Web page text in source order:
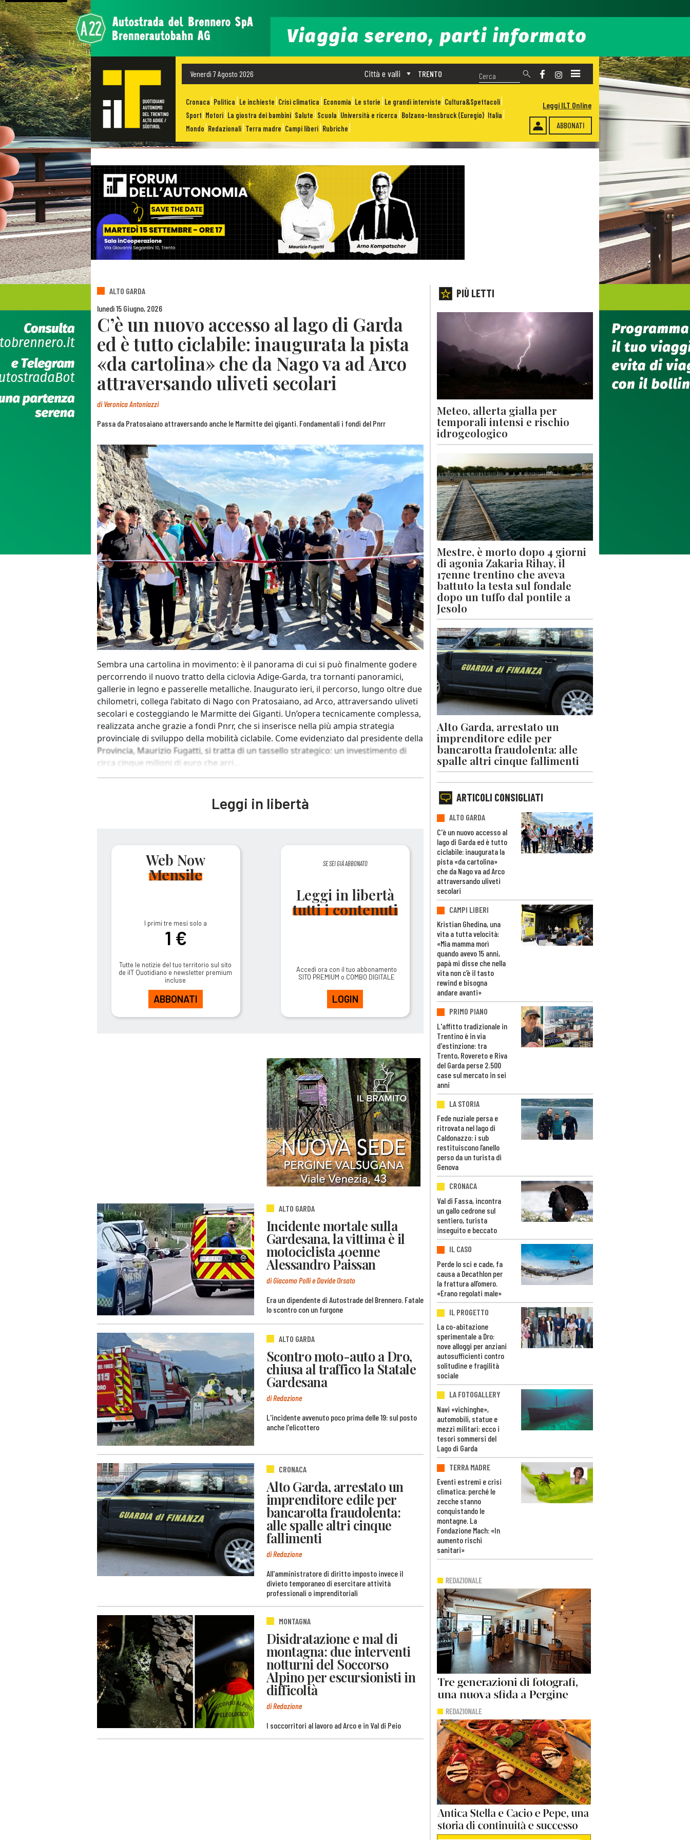
Venerdì 7 Agosto 2026 TRENTO
Città e valli
Cronaca Politica Le inchieste Crisi climatica Economia Le storie Le grandi interviste Cultura&Spettacoli
Sport Motori La giostra dei bambini Salute Scuola Università e ricerca Bolzano-Innsbruck (Euregio) Italia
Mondo Redazionali Terra madre Campi liberi Rubriche ABBONATI
Leggi ILT Online
ALTO GARDA
lunedì 15 Giugno, 2026
C’è un nuovo accesso al lago di Garda
ed è tutto ciclabile: inaugurata la pista
«da cartolina» che da Nago va ad Arco
attraversando uliveti secolari
diVeronica Antoniazzi
Passa da Pratosaiano attraversando anche le Marmitte dei giganti. Fondamentali i fondi del Pnrr
Sembra una cartolina in movimento: è il panorama di cui si può finalmente godere
percorrendo il nuovo tratto della ciclovia Adige-Garda, tra tornanti panoramici,
gallerie in legno e passerelle metalliche. Inaugurato ieri, il percorso, lungo oltre due
chilometri, collega l’abitato di Nago con Pratosaiano, ad Arco, attraversando uliveti
secolari e costeggiando le Marmitte dei Giganti. Un’opera tecnicamente complessa,
realizzata anche grazie a fondi Pnrr, che si inserisce nella più ampia strategia
provinciale di sviluppo della mobilità ciclabile. Come evidenziato dal presidente della
Provincia, Maurizio Fugatti, si tratta di un tassello strategico: un investimento di
circa cinque milioni di euro che arri...
Leggi in libertà
Web Now
Mensile
I primi tre mesi solo a
1 €
Tutte le notizie del tuo territorio sul sito
de ilT Quotidiano e newsletter premium
incluse
ABBONATI
SE SEI GIÀ ABBONATO
Leggi in libertà
tutti i contenuti
Accedi ora con il tuo abbonamento
SITO PREMIUM o COMBO DIGITALE
LOGIN
ALTO GARDA
Incidente mortale sulla
Gardesana, la vittima è il
motociclista 40enne
Alessandro Paissan
di Giacomo Polli e Davide Orsato
Era un dipendente di Autostrade del Brennero. Fatale
lo scontro con un furgone
ALTO GARDA
Scontro moto-auto a Dro,
chiusa al traffico la Statale
Gardesana
di Redazione
L'incidente avvenuto poco prima delle 19: sul posto
anche l'elicottero
CRONACA
Alto Garda, arrestato un
imprenditore edile per
bancarotta fraudolenta:
alle spalle altri cinque
fallimenti
di Redazione
All'amministratore di diritto imposto invece il
divieto temporaneo di esercitare attività
professionali o imprenditoriali
MONTAGNA
Disidratazione e mal di
montagna: due interventi
notturni del Soccorso
Alpino per escursionisti in
difficoltà
di Redazione
I soccorritori al lavoro ad Arco e in Val di Peio
PIÙ LETTI
Meteo, allerta gialla per
temporali intensi e rischio
idrogeologico
Mestre, è morto dopo 4 giorni
di agonia Zakaria Rihay, il
17enne trentino che aveva
battuto la testa sul fondale
dopo un tuffo dal pontile a
Jesolo
Alto Garda, arrestato un
imprenditore edile per
bancarotta fraudolenta: alle
spalle altri cinque fallimenti
ARTICOLI CONSIGLIATI
ALTO GARDA
C'è un nuovo accesso al
lago di Garda ed è tutto
ciclabile: inaugurata la
pista «da cartolina»
che da Nago va ad Arco
attraversando uliveti
secolari
CAMPI LIBERI
Kristian Ghedina, una
vita a tutta velocità:
«Mia mamma morì
quando avevo 15 anni,
papà mi disse che nella
vita non c’è il tasto
rewind e bisogna
andare avanti»
PRIMO PIANO
L'affitto tradizionale in
Trentino è in via
d'estinzione: tra
Trento, Rovereto e Riva
del Garda perse 2.500
case sul mercato in sei
anni
LA STORIA
Fede nuziale persa e
ritrovata nel lago di
Caldonazzo: i sub
restituiscono l’anello
perso da un turista di
Genova
CRONACA
Val di Fassa, incontra
un gallo cedrone sul
sentiero, turista
inseguito e beccato
IL CASO
Perde lo sci e cade, fa
causa a Decathlon per
la frattura all’omero.
«Erano regolati male»
IL PROGETTO
La co-abitazione
sperimentale a Dro:
nove alloggi per anziani
autosufficienti contro
solitudine e fragilità
sociale
LA FOTOGALLERY
Navi «vichinghe»,
automobili, statue e
mezzi militari: ecco i
tesori sommersi del
Lago di Garda
TERRA MADRE
Eventi estremi e crisi
climatica: perché le
zecche stanno
conquistando le
montagne. La
Fondazione Mach: «In
aumento rischi
sanitari»